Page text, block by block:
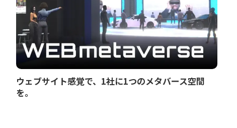
ウェブサイト感覚で、1社に1つのメタバース空間
を。